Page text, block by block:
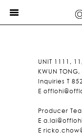
ALFRED
HAU
ANTHONY
关於我们
Toggle
navigation
UNIT 1111,
KWUN
Inquiries T
E
Producer
E
E